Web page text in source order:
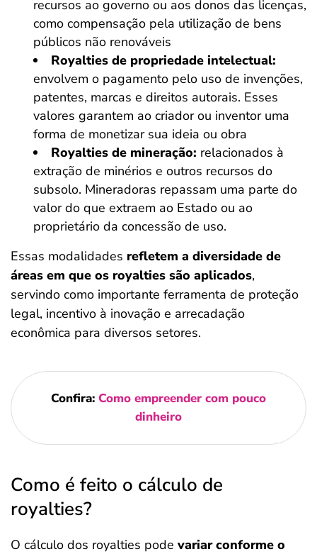
recursos ao governo ou aos donos das licenças,
como compensação pela utilização de bens
públicos não renováveis
Royalties de propriedade intelectual:
envolvem o pagamento pelo uso de invenções,
patentes, marcas e direitos autorais. Esses
valores garantem ao criador ou inventor uma
forma de monetizar sua ideia ou obra
Royalties de mineração: relacionados à
extração de minérios e outros recursos do
subsolo. Mineradoras repassam uma parte do
valor do que extraem ao Estado ou ao
proprietário da concessão de uso.
Essas modalidades refletem a diversidade de
áreas em que os royalties são aplicados,
servindo como importante ferramenta de proteção
legal, incentivo à inovação e arrecadação
econômica para diversos setores.
Confira: Como empreender com pouco
dinheiro
Como é feito o cálculo de
royalties?
O cálculo dos royalties pode variar conforme o